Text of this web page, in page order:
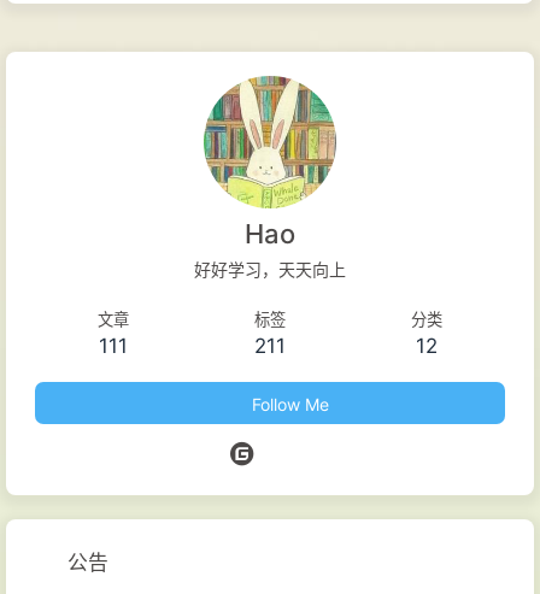
户插件窗口：查询 Ebook Translator 插件，并安装 翻译全书 以
Quick Start Guide 为例，翻译整本书籍 选中书箱，点击工具
栏：翻译书籍- 高级模式，检查配置，点击开始 选择翻译引擎，
点击翻译全部，确认翻译完成，点击输出。 点击输出后跳转至主
Hao
好好学习，天天向上
文章
111
标签
211
分类
12
Follow Me
公告